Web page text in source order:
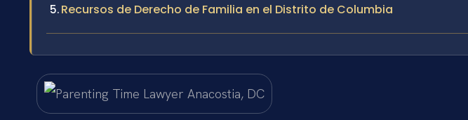
Recursos de Derecho de Familia en el Distrito de Columbia